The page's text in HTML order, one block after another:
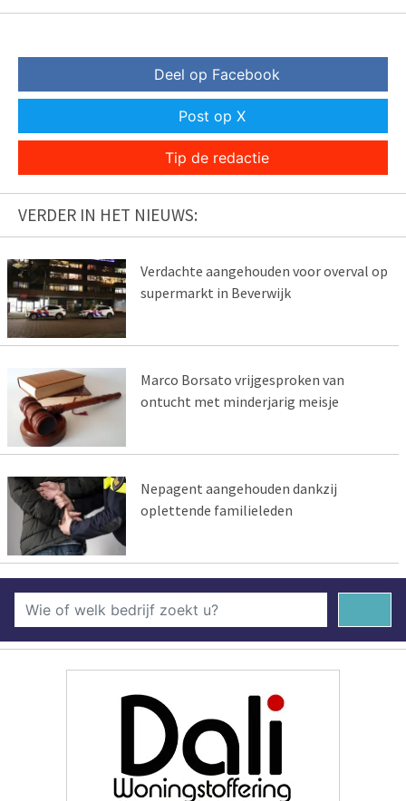
Deel op Facebook
Post op X
Tip de redactie
VERDER IN HET NIEUWS:
Verdachte aangehouden voor overval op
supermarkt in Beverwijk
Marco Borsato vrijgesproken van
ontucht met minderjarig meisje
Nepagent aangehouden dankzij
oplettende familieleden